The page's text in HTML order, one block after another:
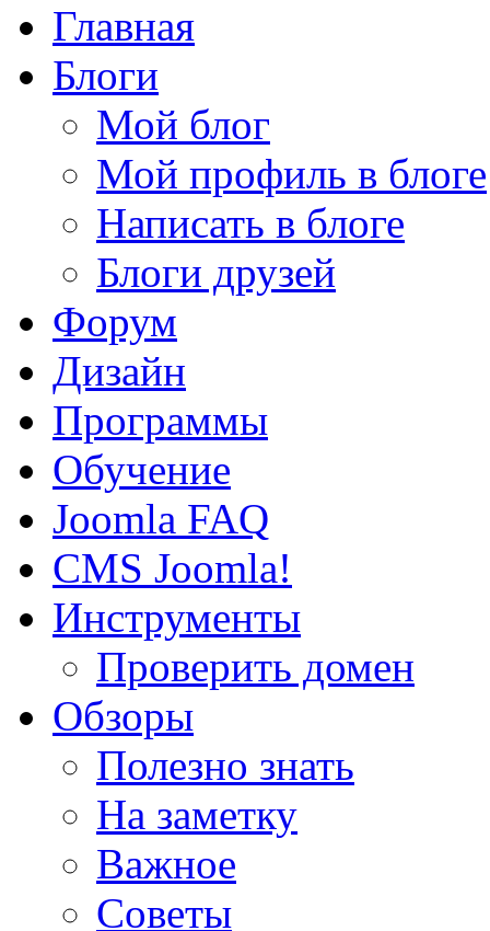
Главная
Блоги
Мой блог
Мой профиль в блоге
Написать в блоге
Блоги друзей
Форум
Дизайн
Программы
Обучение
Joomla FAQ
CMS Joomla!
Инструменты
Проверить домен
Обзоры
Полезно знать
На заметку
Важное
Советы